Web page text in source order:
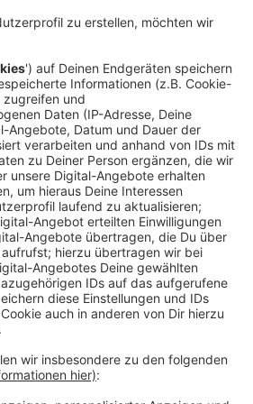
zwischen Naturschützern,
Fahrerinnen und -Fahrern
legale Strecken bzw.
Abfahrten ergeben. Sie
berühren und keine
seien aber attraktiv für den
liegen im Vohwinkeler
bei Cronenberg.
jetzt näher geprüft werden.
26.11.2024 12:34